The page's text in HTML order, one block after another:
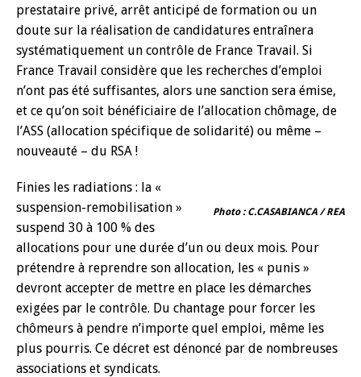
prestataire privé, arrêt anticipé de formation ou un
doute sur la réalisation de candidatures entraînera
systématiquement un contrôle de France Travail. Si
France Travail considère que les recherches d’emploi
n’ont pas été suffisantes, alors une sanction sera émise,
et ce qu’on soit bénéficiaire de l’allocation chômage, de
l’ASS (allocation spécifique de solidarité) ou même –
nouveauté – du RSA !
Photo : C.CASABIANCA / REA
Finies les radiations : la «
suspension-remobilisation »
suspend 30 à 100 % des
allocations pour une durée d’un ou deux mois. Pour
prétendre à reprendre son allocation, les « punis »
devront accepter de mettre en place les démarches
exigées par le contrôle. Du chantage pour forcer les
chômeurs à pendre n’importe quel emploi, même les
plus pourris. Ce décret est dénoncé par de nombreuses
associations et syndicats.